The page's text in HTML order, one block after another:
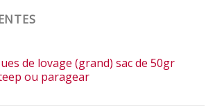
de lovage (grand) sac de 50gr
ou paragear